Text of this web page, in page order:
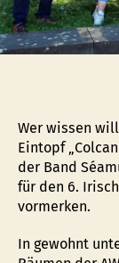
Wer wissen
Eintopf
der Band
für den 6.
vormerken.
In gewohnt